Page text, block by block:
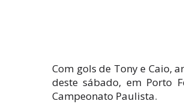
Com gols de Tony e Caio,
deste sábado, em Porto
Campeonato Paulista.